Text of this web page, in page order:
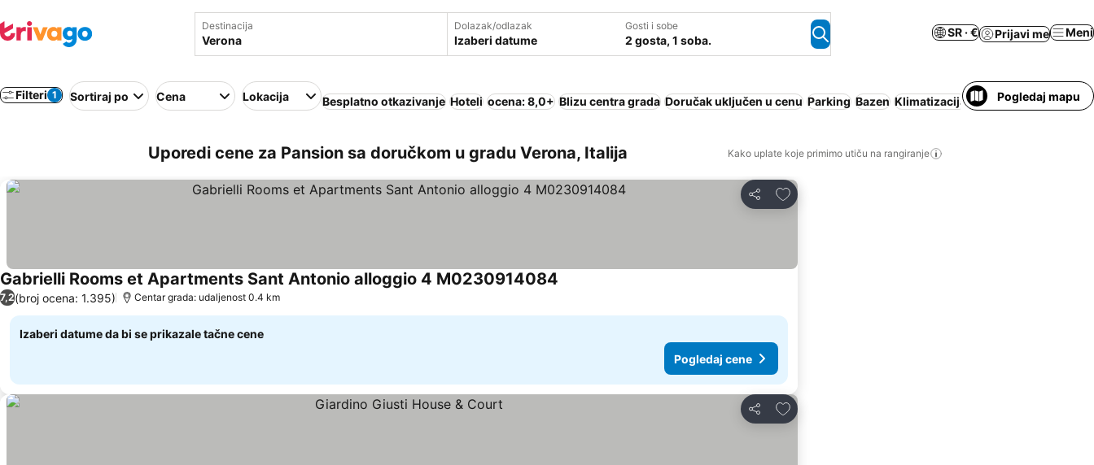
Destinacija Dolazak/odlazak
Izaberi datume
Gosti i sobe
2 gosta, 1 soba.
SR · € Prijavi me Meni
Filteri 1 Sortiraj po Cena Lokacija Besplatno otkazivanje Hoteli ocena: 8,0+ Blizu centra grada Doručak uključen u cenu Parking Bazen Klimatizacija Apart hotel Wi-Fi
Pogledaj mapu
Uporedi cene za Pansion sa doručkom u gradu Verona, Italija Kako uplate koje primimo utiču na rangiranje
Deli
Dodati u favorite
Gabrielli Rooms et Apartments Sant Antonio alloggio 4 M0230914084
7,2(broj ocena: 1.395) Centar grada: udaljenost 0.4 km
Izaberi datume da bi se prikazale tačne cene
Pogledaj cene
Deli
Dodati u favorite